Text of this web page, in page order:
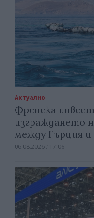
Актуално
Френска
изграждането
между Гърция и
06.08.2026 / 17:06